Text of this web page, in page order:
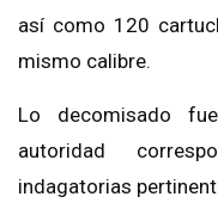
así como 120
mismo calibre.
Lo decomisado
autoridad
indagatorias